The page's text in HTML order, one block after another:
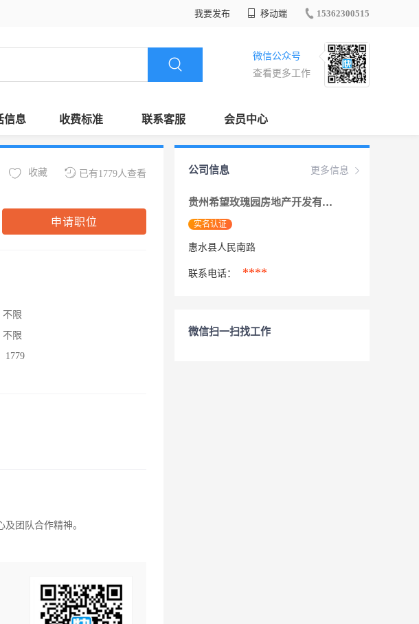
我要发布 移动端 15362300515
微信公众号
查看更多工作
信息 收费标准 联系客服 会员中心
已有1779人查看
收藏
申请职位
不限
不限
1779
团队合作精神。
更多信息
公司信息
贵州希望玫瑰园房地产开发有限公司
实名认证
惠水县人民南路
联系电话： ****
微信扫一扫找工作